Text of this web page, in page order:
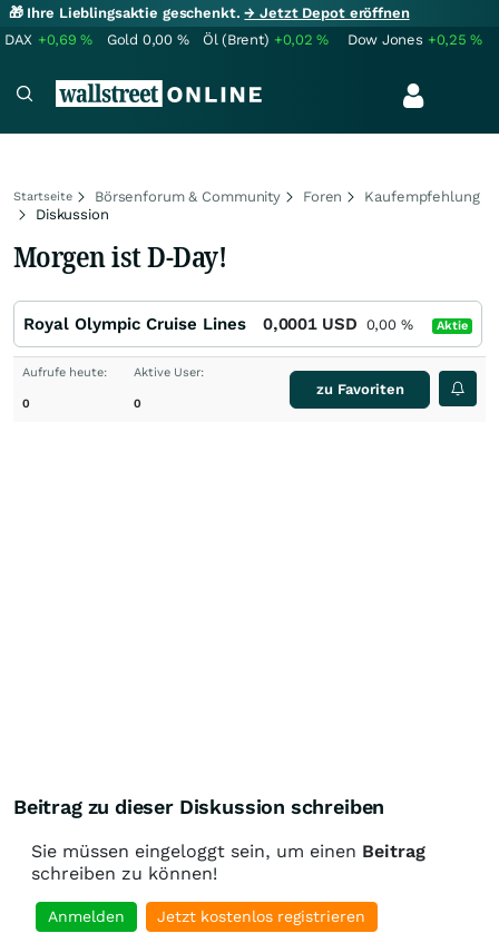
🎁 Ihre Lieblingsaktie geschenkt.→ Jetzt Depot eröffnen
DAX +0,69% Gold 0,00 % Öl (Brent) +0,02% Dow Jones +0,25%
Startseite Börsenforum & Community Foren
Kaufempfehlung
Diskussion
Morgen ist D-Day!
Royal Olympic Cruise Lines 0,0001 USD 0,00 % Aktie
Aufrufe heute:
0
Aktive User:
0
zu Favoriten
Beitrag zu dieser Diskussion schreiben
Sie müssen eingeloggt sein, um einen Beitrag
schreiben zu können!
Anmelden Jetzt kostenlos registrieren